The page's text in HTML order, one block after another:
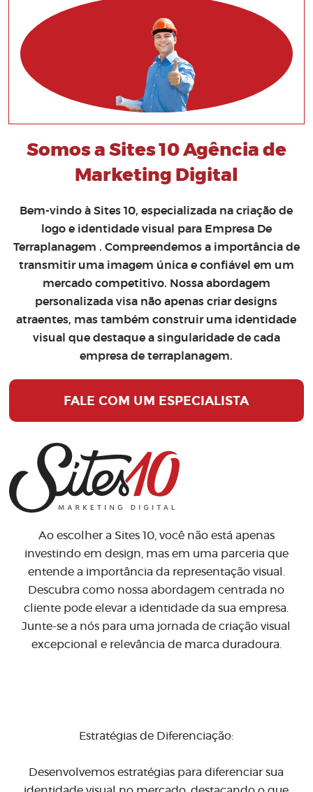
Somos a Sites 10 Agência de
Marketing Digital
Bem-vindo à Sites 10, especializada nacriação de
logo e identidade visual para Empresa De
Terraplanagem . Compreendemos a importância de
transmitir uma imagem única e confiável em um
mercado competitivo. Nossa abordagem
personalizada visa não apenas criar designs
atraentes, mas também construir uma identidade
visual que destaque a singularidade de cada
empresa de terraplanagem.
FALE COM UM ESPECIALISTA
Ao escolher a Sites 10, você não está apenas
investindo em design, mas em uma parceria que
entende a importância da representação visual.
Descubra como nossa abordagem centrada no
cliente pode elevar a identidade da sua empresa.
Junte-se a nós para uma jornada de criação visual
excepcional e relevância de marca duradoura.
Estratégias de Diferenciação:
Desenvolvemos estratégias para diferenciar sua